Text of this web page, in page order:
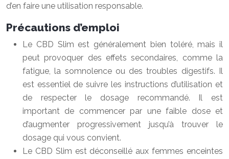
d’en faire une utilisation responsable.
Précautions d’emploi
Le CBD Slim est généralement bien toléré, mais il
peut provoquer des effets secondaires, comme la
fatigue, la somnolence ou des troubles digestifs. Il
est essentiel de suivre les instructions d’utilisation et
de respecter le dosage recommandé. Il est
important de commencer par une faible dose et
d’augmenter progressivement jusqu’à trouver le
dosage qui vous convient.
Le CBD Slim est déconseillé aux femmes enceintes